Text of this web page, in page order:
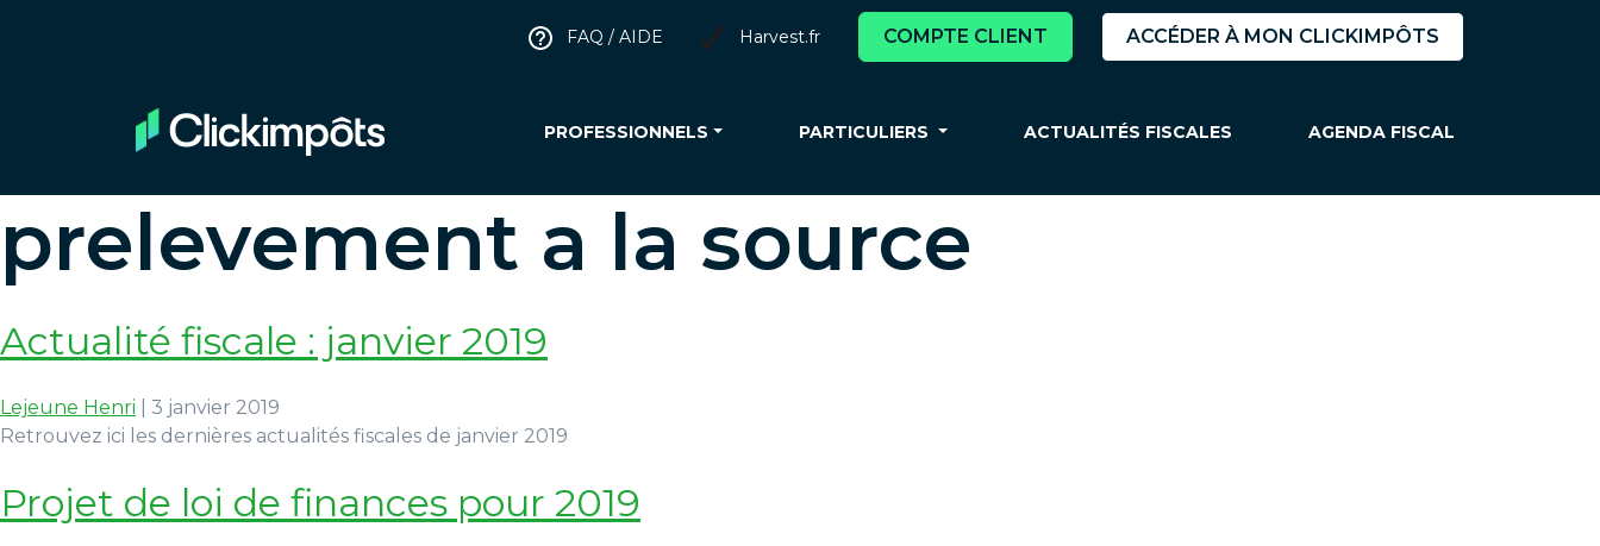
FAQ / AIDE Harvest.fr COMPTE CLIENT ACCÉDER À MON CLICKIMPÔTS
PROFESSIONNELS PARTICULIERS ACTUALITÉS FISCALES AGENDA FISCAL
prelevement a la source
Actualité fiscale : janvier 2019
Lejeune Henri
3 janvier 2019
Retrouvez ici les dernières actualités fiscales de janvier 2019
Projet de loi de finances pour 2019